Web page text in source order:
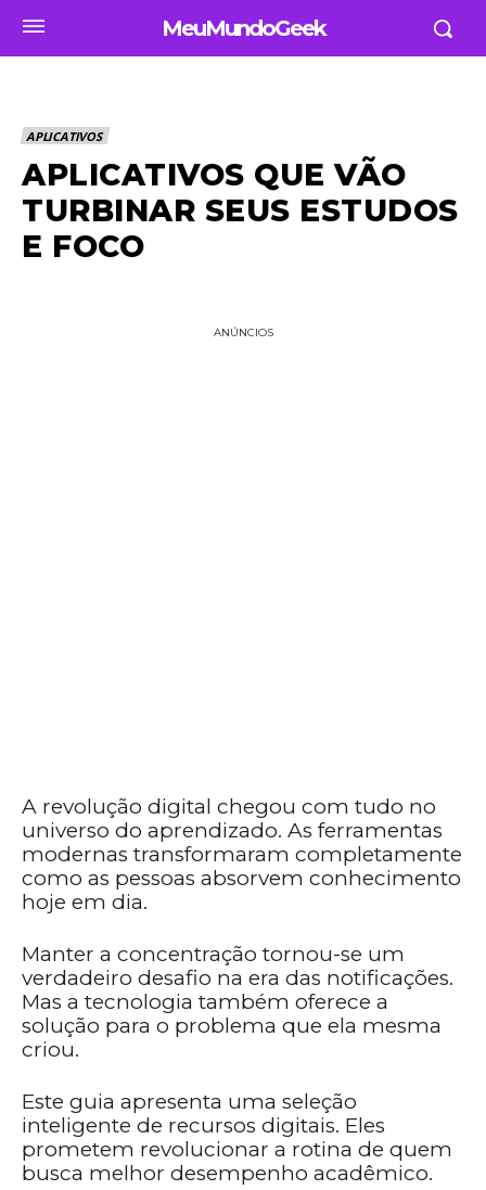
MeuMundoGeek
APLICATIVOS
APLICATIVOS QUE VÃO
TURBINAR SEUS ESTUDOS
E FOCO
ANÚNCIOS
A revolução digital chegou com tudo no
universo do aprendizado. As ferramentas
modernas transformaram completamente
como as pessoas absorvem conhecimento
hoje em dia.
Manter a concentração tornou-se um
verdadeiro desafio na era das notificações.
Mas a tecnologia também oferece a
solução para o problema que ela mesma
criou.
Este guia apresenta uma seleção
inteligente de recursos digitais. Eles
prometem revolucionar a rotina de quem
busca melhor desempenho acadêmico.